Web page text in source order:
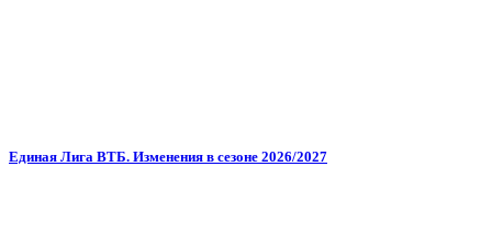
Единая Лига ВТБ. Изменения в сезоне 2026/2027